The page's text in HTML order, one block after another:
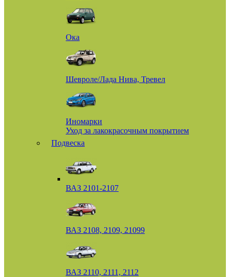
Ока
Шевроле/Лада Нива, Тревел
Иномарки
Уход за лакокрасочным покрытием
Подвеска
ВАЗ 2101-2107
ВАЗ 2108, 2109, 21099
ВАЗ 2110, 2111, 2112